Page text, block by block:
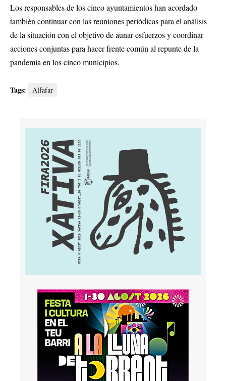
Los responsables de los cinco ayuntamientos han acordado
también continuar con las reuniones periódicas para el análisis
de la situación con el objetivo de aunar esfuerzos y coordinar
acciones conjuntas para hacer frente común al repunte de la
pandemia en los cinco municipios.
Tags: Alfafar